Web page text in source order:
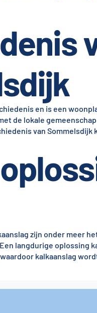
en is een
de lokale
van Sommelsdijk
zijn onder meer
langdurige oplossing
kalkaanslag